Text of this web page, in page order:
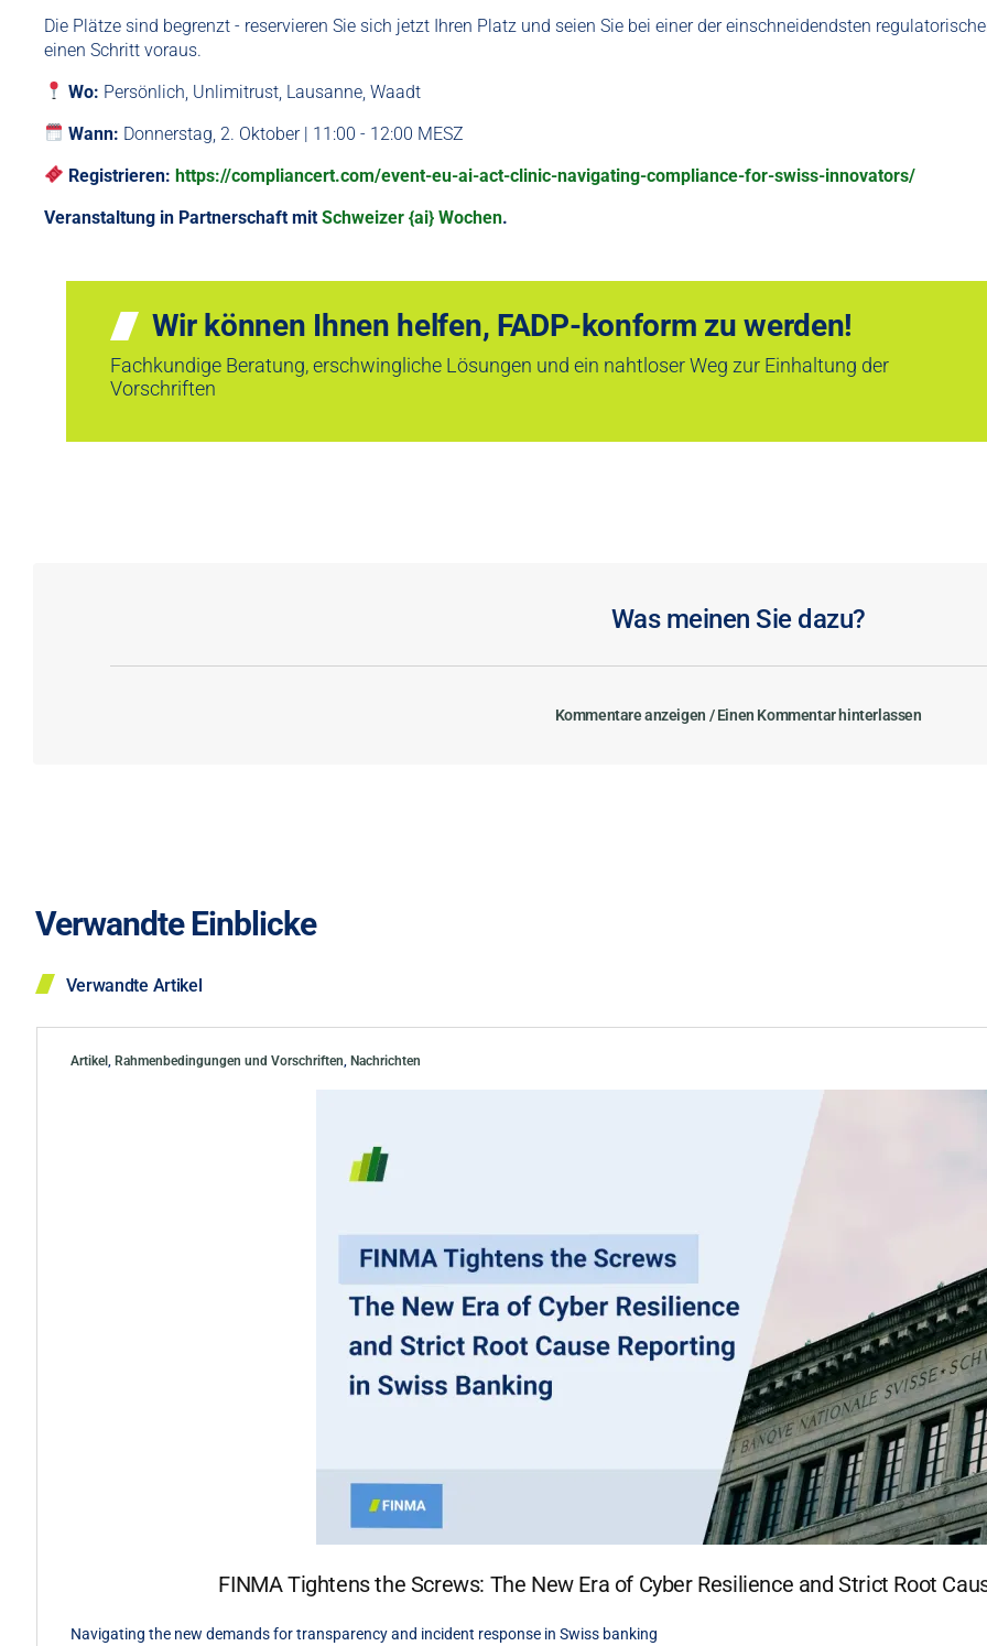
Die Plätze sind begrenzt - reservieren Sie sich jetzt Ihren Platz und seien Sie bei einer der einschneidendsten
einen Schritt voraus.
Wo: Persönlich, Unlimitrust, Lausanne, Waadt
Wann: Donnerstag, 2. Oktober | 11:00 - 12:00 MESZ
Registrieren:https://compliancert.com/event-eu-ai-act-clinic-navigating-compliance-for-swiss-innovators/
Veranstaltung in Partnerschaft mit Schweizer {ai} Wochen.
Wir können Ihnen helfen, FADP-konform zu werden!
Fachkundige Beratung, erschwingliche Lösungen und ein nahtloser Weg zur Einhaltung der
Vorschriften
Was meinen Sie dazu?
Kommentare anzeigen / Einen Kommentar hinterlassen
Verwandte Einblicke
Verwandte Artikel
Artikel Rahmenbedingungen und Vorschriften Nachrichten
FINMA Tightens the Screws: The New Era of Cyber Resilience and Strict Root
Navigating the new demands for transparency and incident response in Swiss banking